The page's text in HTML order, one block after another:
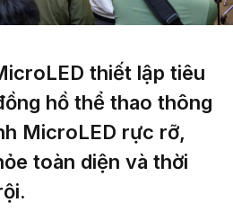
thiết lập tiêu
hồ thể thao thông
MicroLED rực rỡ,
toàn diện và thời